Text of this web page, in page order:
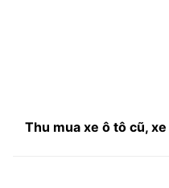
Thu mua xe ô tô cũ,